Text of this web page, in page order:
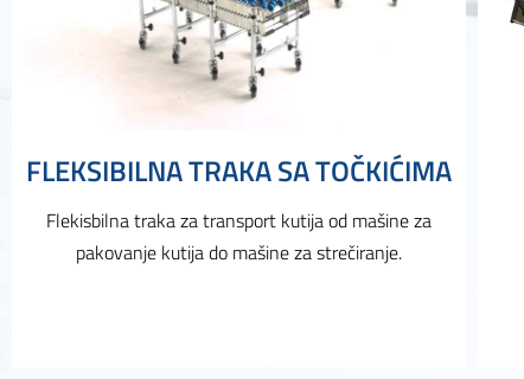
FLEKSIBILNA TRAKA SA TOČKIĆIMA
Flekisbilna traka za transport kutija od mašine za
pakovanje kutija do mašine za strečiranje.